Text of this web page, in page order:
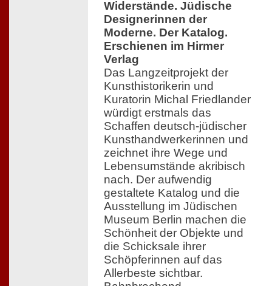
Widerstände. Jüdische
Designerinnen der
Moderne. Der Katalog.
Erschienen im Hirmer
Verlag
Das Langzeitprojekt der
Kunsthistorikerin und
Kuratorin Michal Friedlander
würdigt erstmals das
Schaffen deutsch-jüdischer
Kunsthandwerkerinnen und
zeichnet ihre Wege und
Lebensumstände akribisch
nach. Der aufwendig
gestaltete Katalog und die
Ausstellung im Jüdischen
Museum Berlin machen die
Schönheit der Objekte und
die Schicksale ihrer
Schöpferinnen auf das
Allerbeste sichtbar.